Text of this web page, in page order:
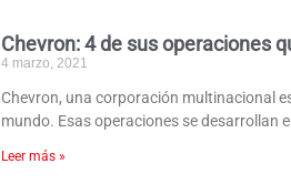
Chevron: 4 de sus operaciones
4 marzo, 2021
Chevron, una corporación multinacional
mundo. Esas operaciones se desarrollan
Leer más »